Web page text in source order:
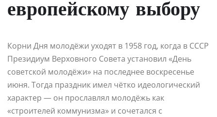
европейскому выбору
Корни Дня молодёжи уходят в 1958 год, когда в СССР
Президиум Верховного Совета установил «День
советской молодёжи» на последнее воскресенье
июня. Тогда праздник имел чётко идеологический
характер — он прославлял молодёжь как
«строителей коммунизма» и сочетался с